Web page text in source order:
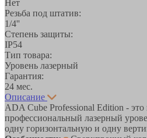
Нет
Резьба под штатив:
1/4''
Степень защиты:
IP54
Тип товара:
Уровень лазерный
Гарантия:
24 мес.
Описание
ADA Cube Professional Edition -
профессиональный лазерный
одну горизонтальную и одну